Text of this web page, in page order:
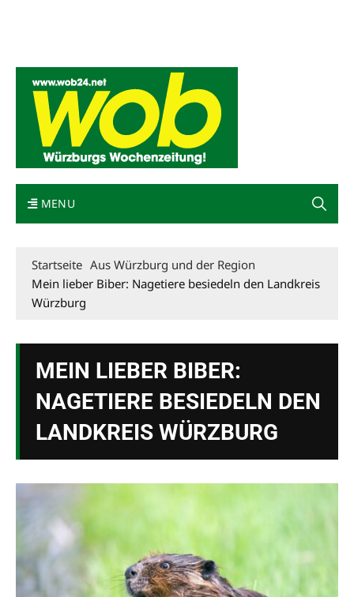
MENU
Startseite Aus Würzburg und der Region
Mein lieber Biber: Nagetiere besiedeln den Landkreis
Würzburg
MEIN LIEBER BIBER:
NAGETIERE BESIEDELN DEN
LANDKREIS WÜRZBURG